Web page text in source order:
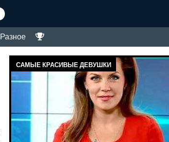
Разное
САМЫЕ КРАСИВЫЕ ДЕВУШКИ